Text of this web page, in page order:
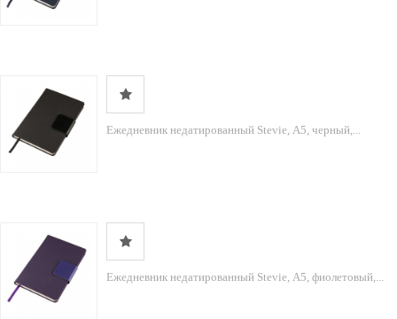
Ежедневник недатированный Stevie, А5, черный,...
Ежедневник недатированный Stevie, А5, фиолетовый,...